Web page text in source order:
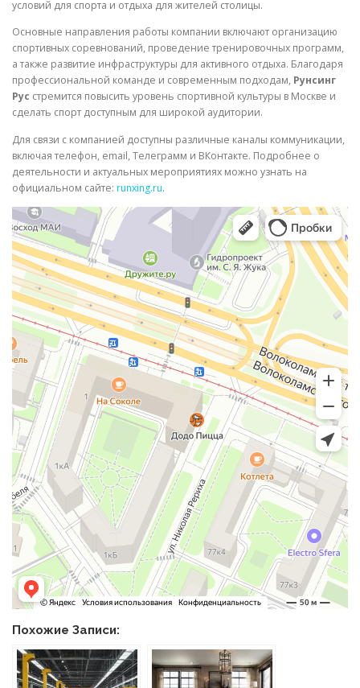
условий для спорта и отдыха для жителей столицы.
Основные направления работы компании включают организацию
спортивных соревнований, проведение тренировочных программ,
а также развитие инфраструктуры для активного отдыха. Благодаря
профессиональной команде и современным подходам, Рунсинг
Рус стремится повысить уровень спортивной культуры в Москве и
сделать спорт доступным для широкой аудитории.
Для связи с компанией доступны различные каналы коммуникации,
включая телефон, email, Телеграмм и ВКонтакте. Подробнее о
деятельности и актуальных мероприятиях можно узнать на
официальном сайте: runxing.ru.
Похожие Записи: